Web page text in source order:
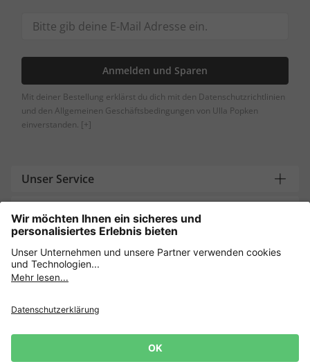
Anmelden und Sparen
Mit deiner Bestellung erklärst du dich mit den Datenschutzrichtlinien
und den Allgemeinen Geschäftsbedingungen von Ulla Popken
einverstanden. [+]
Unser Service
Brauchst du Hilfe?
AGB